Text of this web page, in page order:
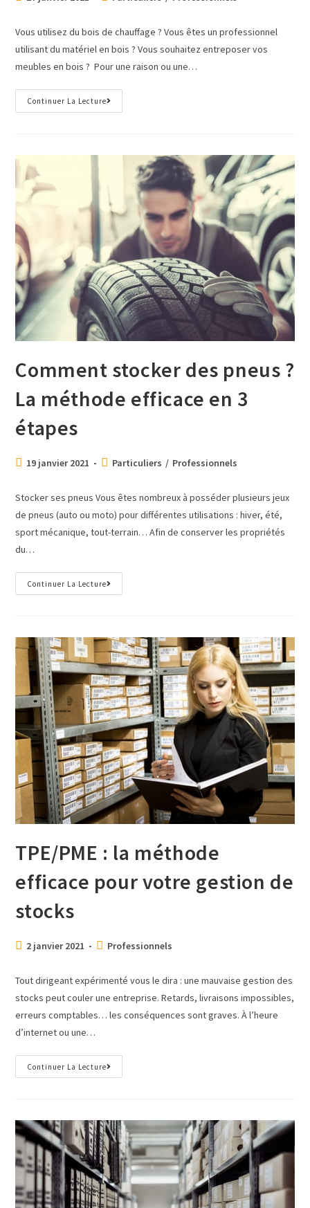
Vous utilisez du bois de chauffage ? Vous êtes un professionnel
utilisant du matériel en bois ? Vous souhaitez entreposer vos
meubles en bois ? Pour une raison ou une…
Continuer La Lecture
Comment stocker des pneus ?
La méthode efficace en 3
étapes
19 janvier 2021 Particuliers / Professionnels
Stocker ses pneus Vous êtes nombreux à posséder plusieurs jeux
de pneus (auto ou moto) pour différentes utilisations : hiver, été,
sport mécanique, tout-terrain… Afin de conserver les propriétés
du…
Continuer La Lecture
TPE/PME : la méthode
efficace pour votre gestion de
stocks
2 janvier 2021 Professionnels
Tout dirigeant expérimenté vous le dira : une mauvaise gestion des
stocks peut couler une entreprise. Retards, livraisons impossibles,
erreurs comptables… les conséquences sont graves. À l’heure
d’internet ou une…
Continuer La Lecture